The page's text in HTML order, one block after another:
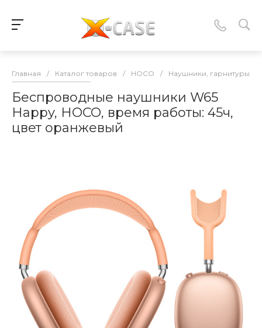
Главная / Каталог товаров / HOCO / Наушники, гарнитуры,
Беспроводные наушники W65
Happy, HOCO, время работы: 45ч,
цвет оранжевый